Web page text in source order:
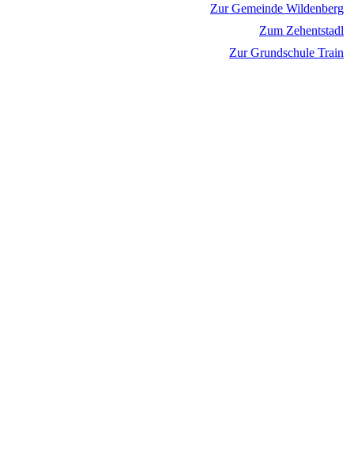
Zur Gemeinde Wildenberg
Zum Zehentstadl
Zur Grundschule Train